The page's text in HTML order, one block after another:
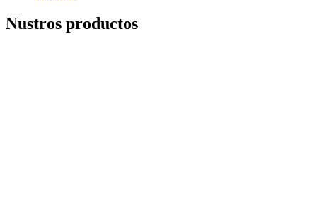
Nustros productos